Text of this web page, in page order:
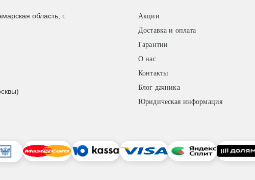
область, г.
Акции
Доставка и оплата
Гарантии
О нас
Контакты
Блог дачника
Юридическая информация